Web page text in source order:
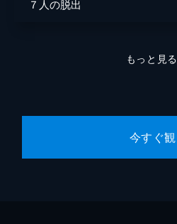
７人の脱出
もっと見る
今すぐ